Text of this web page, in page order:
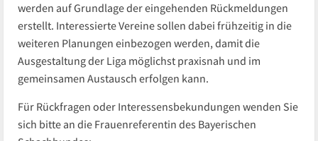
werden auf Grundlage der eingehenden Rückmeldungen
erstellt. Interessierte Vereine sollen dabei frühzeitig in die
weiteren Planungen einbezogen werden, damit die
Ausgestaltung der Liga möglichst praxisnah und im
gemeinsamen Austausch erfolgen kann.
Für Rückfragen oder Interessensbekundungen wenden Sie
sich bitte an die Frauenreferentin des Bayerischen